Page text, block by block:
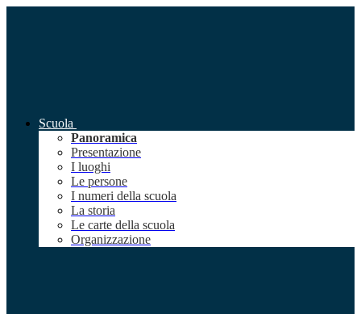
Scuola
Panoramica
Presentazione
I luoghi
Le persone
I numeri della scuola
La storia
Le carte della scuola
Organizzazione